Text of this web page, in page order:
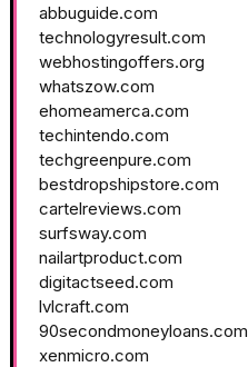
abbuguide.com
technologyresult.com
webhostingoffers.org
whatszow.com
ehomeamerca.com
techintendo.com
techgreenpure.com
bestdropshipstore.com
cartelreviews.com
surfsway.com
nailartproduct.com
digitactseed.com
lvlcraft.com
90secondmoneyloans.com
xenmicro.com